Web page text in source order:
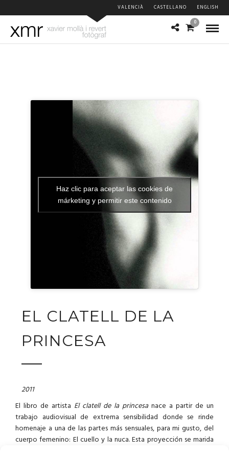
VALENCIÀ CASTELLANO ENGLISH
0
Haz clic para aceptar las cookies de
márketing y permitir este contenido
EL CLATELL DE LA
PRINCESA
2011
El libro de artista El clatell de la princesa nace a partir de un
trabajo audiovisual de extrema sensibilidad donde se rinde
homenaje a una de las partes más sensuales, para mi gusto,del
cuerpo femenino: El cuello y la nuca.Esta proyección se marida